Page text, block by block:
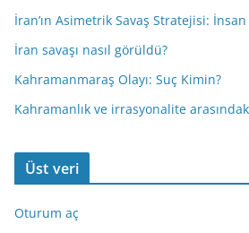
İran’ın Asimetrik Savaş Stratejisi: İnsan
İran savaşı nasıl görüldü?
Kahramanmaraş Olayı: Suç Kimin?
Kahramanlık ve irrasyonalite
Üst veri
Oturum aç